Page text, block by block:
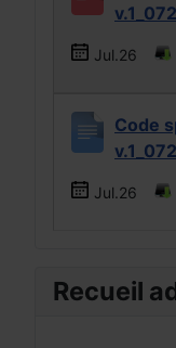
Jul.26
Code
Jul.26
Recueil